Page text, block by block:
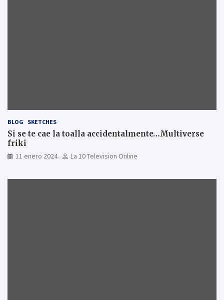
BLOG SKETCHES
Si se te cae la toalla accidentalmente…Multiverse
friki
11 enero 2024 La 10 Television Online